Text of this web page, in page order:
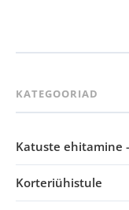
KATEGOORIAD
Katuste ehitamine
Korteriühistule